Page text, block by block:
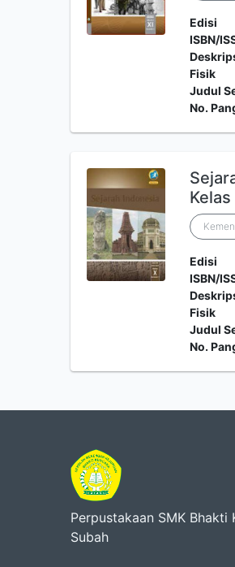
Edisi
ISBN/
Fisik
Judul
No.
Edisi
ISBN/
Fisik
Judul
No.
Perpustakaan SMK Bhakti
Subah